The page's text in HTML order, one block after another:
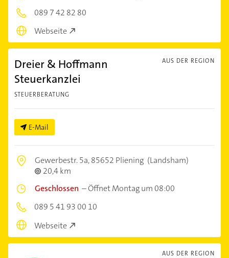
089 7 42 82 80
Webseite
AUS DER REGION
Dreier & Hoffmann
Steuerkanzlei
STEUERBERATUNG
E-Mail
Gewerbestr. 5a,85652 Pliening (Landsham)
20,4 km
Geschlossen –Öffnet Montag um 08:00
089 5 41 93 00 10
Webseite
AUS DER REGION